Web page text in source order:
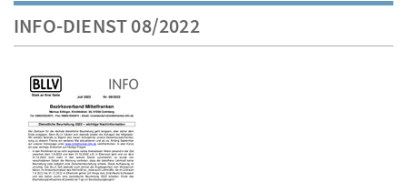
INFO-DIENST 08/2022